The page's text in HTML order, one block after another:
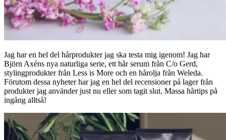
Jag har en hel del hårprodukter jag ska testa mig igenom! Jag har
Björn Axéns nya naturliga serie, ett hår serum från C/o Gerd,
stylingprodukter från Less is More och en hårolja från Weleda.
Förutom dessa nyheter har jag en hel del recensioner på lager från
produkter jag använder just nu eller som tagit slut. Massa hårtips på
ingång alltså!